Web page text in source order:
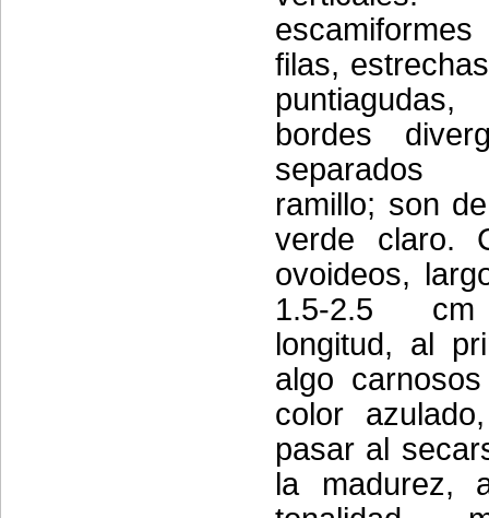
filas,
bordes
ramillo; son
verde claro.
ovoideos,
1.5-2.5
longitud, al
algo
color
pasar al
la madurez,